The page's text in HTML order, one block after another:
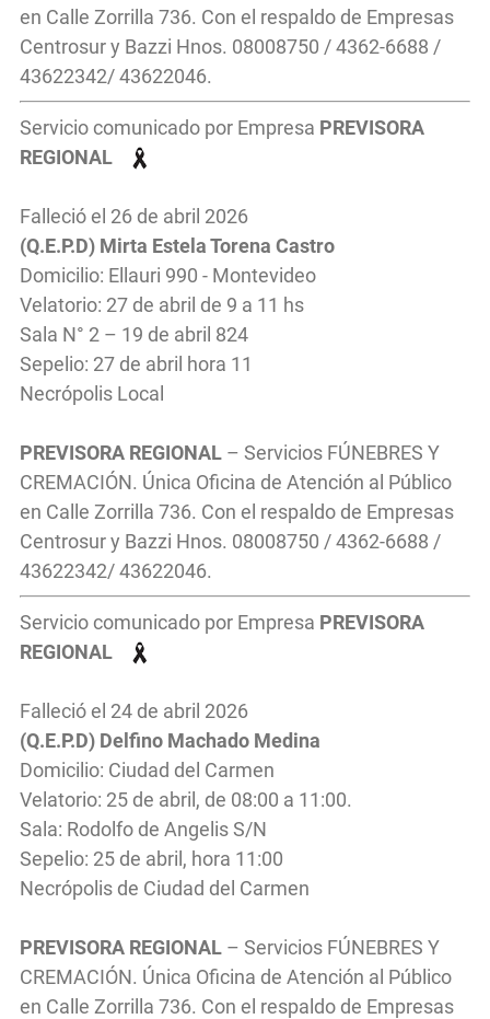
en Calle Zorrilla 736. Con el respaldo de Empresas
Centrosur y Bazzi Hnos. 08008750 / 4362-6688 /
43622342/ 43622046.
Servicio comunicado por Empresa PREVISORA
REGIONAL
Falleció el 26 de abril 2026
(Q.E.P.D) Mirta Estela Torena Castro
Domicilio: Ellauri 990 - Montevideo
Velatorio: 27 de abril de 9 a 11 hs
Sala N° 2 – 19 de abril 824
Sepelio: 27 de abril hora 11
Necrópolis Local
PREVISORA REGIONAL – Servicios FÚNEBRES Y
CREMACIÓN. Única Oficina de Atención al Público
en Calle Zorrilla 736. Con el respaldo de Empresas
Centrosur y Bazzi Hnos. 08008750 / 4362-6688 /
43622342/ 43622046.
Servicio comunicado por Empresa PREVISORA
REGIONAL
Falleció el 24 de abril 2026
(Q.E.P.D) Delfino Machado Medina
Domicilio: Ciudad del Carmen
Velatorio: 25 de abril, de 08:00 a 11:00.
Sala: Rodolfo de Angelis S/N
Sepelio: 25 de abril, hora 11:00
Necrópolis de Ciudad del Carmen
PREVISORA REGIONAL – Servicios FÚNEBRES Y
CREMACIÓN. Única Oficina de Atención al Público
en Calle Zorrilla 736. Con el respaldo de Empresas